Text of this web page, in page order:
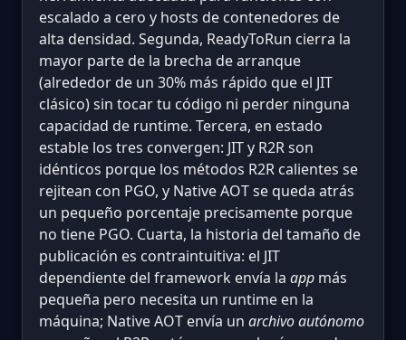
escalado a cero y hosts de contenedores de
alta densidad. Segunda, ReadyToRun cierra la
mayor parte de la brecha de arranque
(alrededor de un 30% más rápido que el JIT
clásico) sin tocar tu código ni perder ninguna
capacidad de runtime. Tercera, en estado
estable los tres convergen: JIT y R2R son
idénticos porque los métodos R2R calientes se
rejitean con PGO, y Native AOT se queda atrás
un pequeño porcentaje precisamente porque
no tiene PGO. Cuarta, la historia del tamaño de
publicación es contraintuitiva: el JIT
dependiente del framework envía la app más
pequeña pero necesita un runtime en la
máquina; Native AOT envía un archivo autónomo